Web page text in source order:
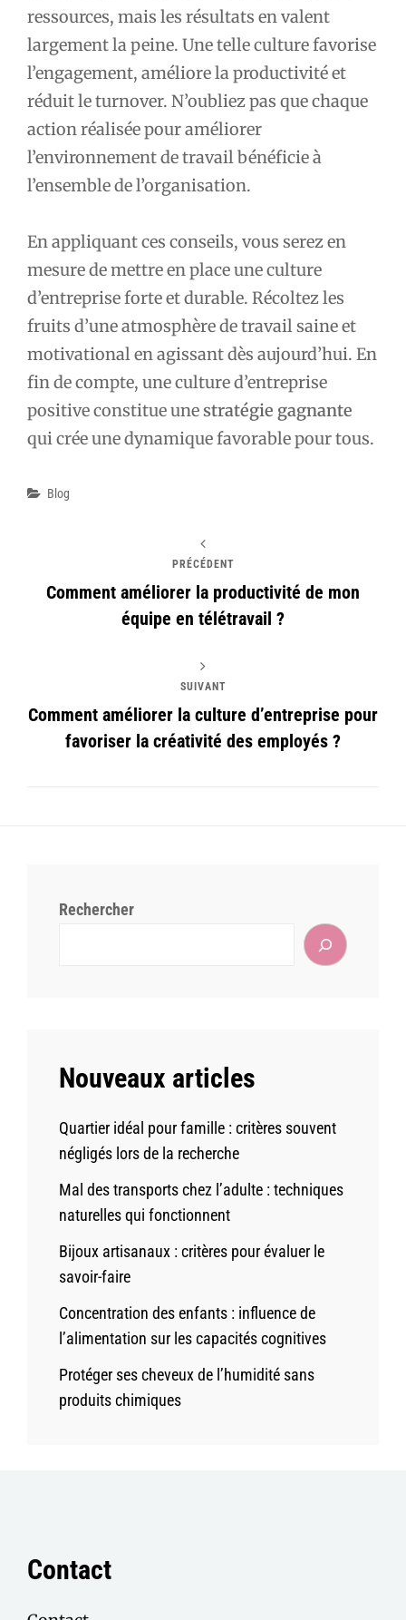
ressources, mais les résultats en valent
largement la peine. Une telle culture favorise
l’engagement, améliore la productivité et
réduit le turnover. N’oubliez pas que chaque
action réalisée pour améliorer
l’environnement de travail bénéficie à
l’ensemble de l’organisation.
En appliquant ces conseils, vous serez en
mesure de mettre en place une culture
d’entreprise forte et durable. Récoltez les
fruits d’une atmosphère de travail saine et
motivational en agissant dès aujourd’hui. En
fin de compte, une culture d’entreprise
positive constitue unestratégie gagnante
qui crée une dynamique favorable pour tous.
Catégories
Blog
PRÉCÉDENT
Comment améliorer la productivité de mon
équipe en télétravail ?
SUIVANT
Comment améliorer la culture d’entreprise pour
favoriser la créativité des employés ?
Rechercher
Nouveaux articles
Quartier idéal pour famille : critères souvent
négligés lors de la recherche
Mal des transports chez l’adulte : techniques
naturelles qui fonctionnent
Bijoux artisanaux : critères pour évaluer le
savoir-faire
Concentration des enfants : influence de
l’alimentation sur les capacités cognitives
Protéger ses cheveux de l’humidité sans
produits chimiques
Contact